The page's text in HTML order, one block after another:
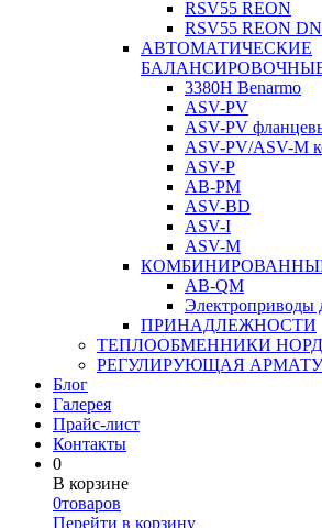
RSV55 REON
RSV55 REON
АВТОМАТИЧЕСКИЕ
3380H Benarmo
ASV-PV
ASV-PV
ASV-PV/ASV-M
ASV-P
AB-PM
ASV-BD
ASV-I
ASV-M
AB-QM
Электроприводы
ПРИНАДЛЕЖНОСТИ
ТЕПЛООБМЕННИКИ НОРД
РЕГУЛИРУЮЩАЯ
Блог
Галерея
Прайс-лист
Контакты
0
В корзине
0товаров
Перейти в корзину